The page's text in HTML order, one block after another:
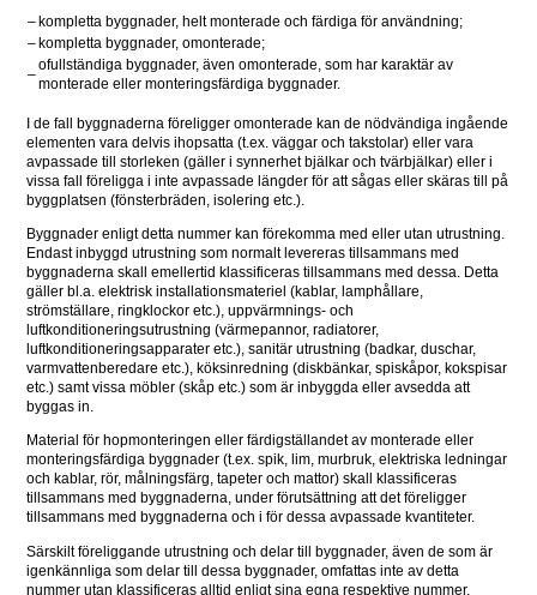
–kompletta byggnader, helt monterade och färdiga för användning;
–kompletta byggnader, omonterade;
–
ofullständiga byggnader, även omonterade, som har karaktär av
monterade eller monteringsfärdiga byggnader.
I de fall byggnaderna föreligger omonterade kan de nödvändiga ingående
elementen vara delvis ihopsatta (t.ex. väggar och takstolar) eller vara
avpassade till storleken (gäller i synnerhet bjälkar och tvärbjälkar) eller i
vissa fall föreligga i inte avpassade längder för att sågas eller skäras till på
byggplatsen (fönsterbräden, isolering etc.).
Byggnader enligt detta nummer kan förekomma med eller utan utrustning.
Endast inbyggd utrustning som normalt levereras tillsammans med
byggnaderna skall emellertid klassificeras tillsammans med dessa. Detta
gäller bl.a. elektrisk installationsmateriel (kablar, lamphållare,
strömställare, ringklockor etc.), uppvärmnings- och
luftkonditioneringsutrustning (värmepannor, radiatorer,
luftkonditioneringsapparater etc.), sanitär utrustning (badkar, duschar,
varmvattenberedare etc.), köksinredning (diskbänkar, spiskåpor, kokspisar
etc.) samt vissa möbler (skåp etc.) som är inbyggda eller avsedda att
byggas in.
Material för hopmonteringen eller färdigställandet av monterade eller
monteringsfärdiga byggnader (t.ex. spik, lim, murbruk, elektriska ledningar
och kablar, rör, målningsfärg, tapeter och mattor) skall klassificeras
tillsammans med byggnaderna, under förutsättning att det föreligger
tillsammans med byggnaderna och i för dessa avpassade kvantiteter.
Särskilt föreliggande utrustning och delar till byggnader, även de som är
igenkännliga som delar till dessa byggnader, omfattas inte av detta
nummer utan klassificeras alltid enligt sina egna respektive nummer.